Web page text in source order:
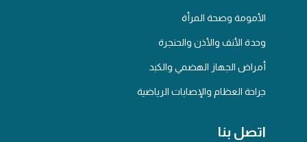
الأمومة وصحة المرأة
وحدة الأنف والأذن والحنجرة
أمراض الجهاز الهضمي والكبد
جراحة العظام والإصابات الرياضية
اتصل بنا